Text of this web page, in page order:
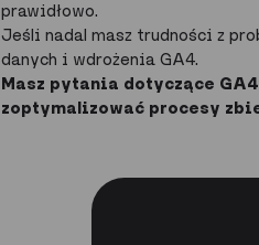
prawidłowo.
Jeśli nadal masz trudności z
danych i wdrożenia GA4.
Masz pytania dotyczące
zoptymalizować procesy